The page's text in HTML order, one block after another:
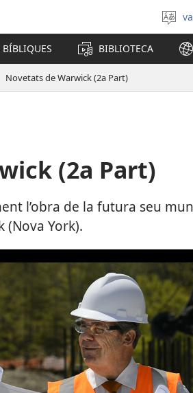
BÍBLIQUES BIBLIOTECA
Novetats de Warwick (2a Part)
(2a Part)
l’obra de la futura seu
(Nova York).